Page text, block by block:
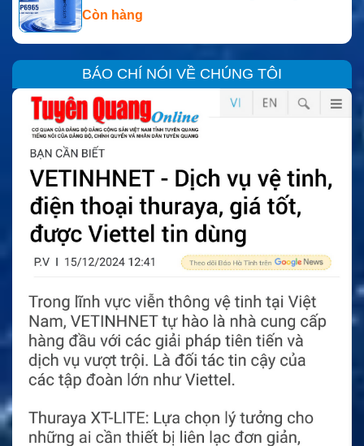
Còn hàng
BÁO CHÍ NÓI VỀ CHÚNG TÔI